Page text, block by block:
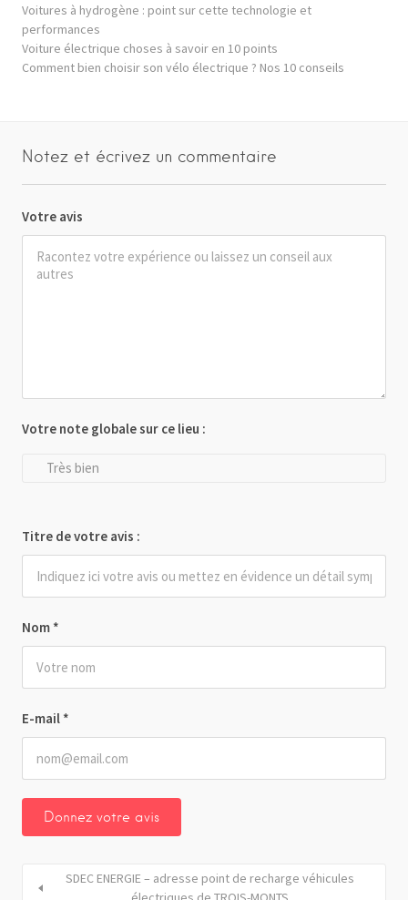
Voitures à hydrogène : point sur cette technologie et
performances
Voiture électrique choses à savoir en 10 points
Comment bien choisir son vélo électrique ? Nos 10 conseils
Notez et écrivez un commentaire
Votre avis
Nom *
E-mail *
Votre note globale sur ce lieu :
Très bien
Titre de votre avis :
SDEC ENERGIE – adresse point de recharge véhicules